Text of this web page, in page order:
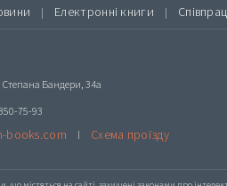
| Електронні книги |
Бандери, 34а
75-93
books.com l Схема проїзду